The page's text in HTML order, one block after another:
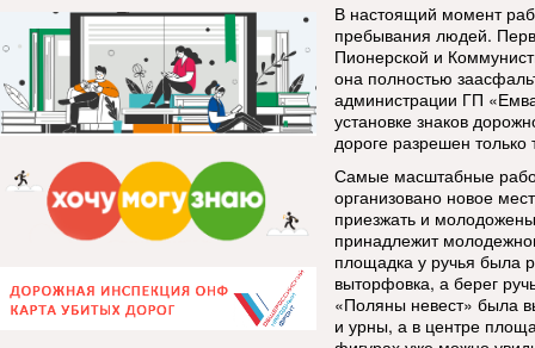
В настоящий момент
пребывания людей.
Пионерской и
она полностью
администрации ГП
установке знаков
дороге разрешен только
Самые масштабные
организовано новое
приезжать и
принадлежит
площадка у ручья была
выторфовка, а берег
«Поляны невест» была
и урны, а в центре